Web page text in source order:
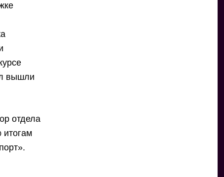
вышли
отдела